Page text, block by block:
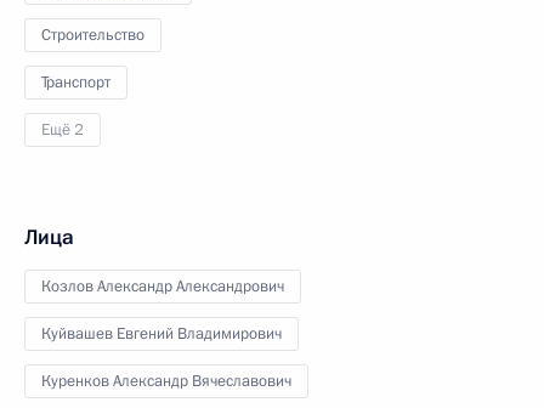
Строительство
Транспорт
Ещё 2
Лица
Козлов Александр Александрович
Куйвашев Евгений Владимирович
Куренков Александр Вячеславович